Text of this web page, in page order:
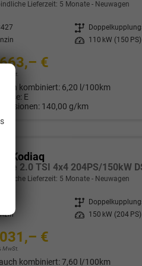
Lieferzeit: 5 Monate Neuwagen
Getriebe
Leistung 110 kW (150 PS)
€
MwSt.
kombiniert: 6,20 l/100km
E
140,00 g/km
Kodiaq
Lieferzeit: 5 Monate Neuwagen
Getriebe
Leistung 150 kW (204 PS)
€
MwSt.
kombiniert:7,60 l/100km